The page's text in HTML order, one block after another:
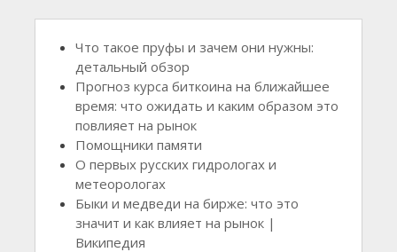
Что такое пруфы и зачем они нужны:
детальный обзор
Прогноз курса биткоина на ближайшее
время: что ожидать и каким образом это
повлияет на рынок
Помощники памяти
О первых русских гидрологах и
метеорологах
Быки и медведи на бирже: что это
значит и как влияет на рынок |
Википедия